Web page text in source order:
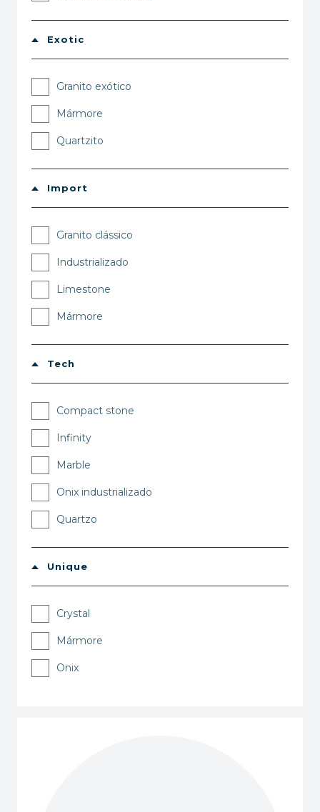
Exotic
Granito exótico
Mármore
Quartzito
Import
Granito clássico
Industrializado
Limestone
Mármore
Tech
Compact stone
Infinity
Marble
Onix industrializado
Quartzo
Unique
Crystal
Mármore
Onix